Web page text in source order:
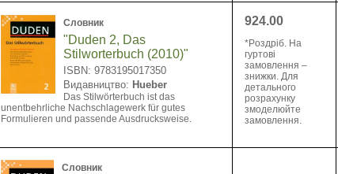
Словник
"Duden 2, Das
Stilworterbuch (2010)"
ISBN: 9783195017350
Видавництво: Hueber
Das Stilwörterbuch ist das
unentbehrliche Nachschlagewerk für gutes
Formulieren und passende Ausdrucksweise.
924.00
*Pоздріб. На
гуртові
замовлення –
знижки. Для
детального
розрахунку
змоделюйте
замовлення.
Словник